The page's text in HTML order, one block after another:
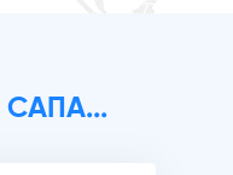
САПА...